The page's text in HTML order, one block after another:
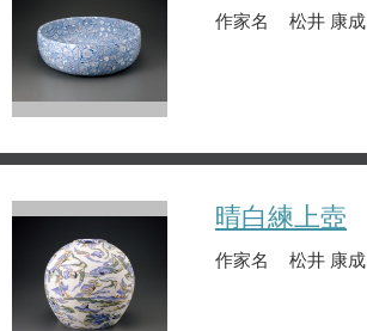
作家名 松井 康成
晴白練上壺
作家名 松井 康成